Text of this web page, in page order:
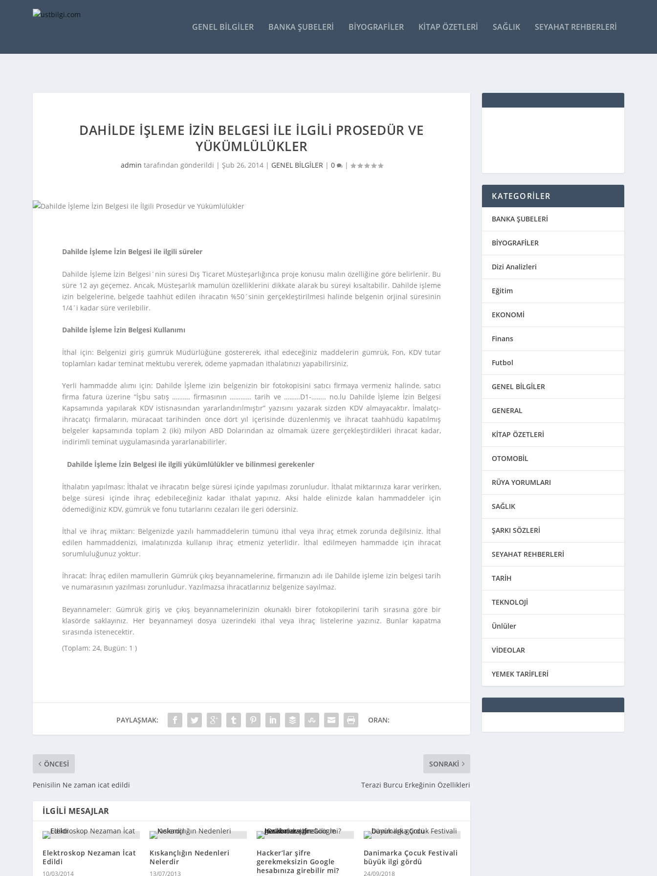
GENEL BILGILER BANKA ŞUBELERI BIYOGRAFILER KITAP ÖZETLERI SAĞLIK SEYAHAT REHBERLERI
DAHILDE İŞLEME İZIN BELGESI ILE İLGILI PROSEDÜR VE
YÜKÜMLÜLÜKLER
admin tarafından gönderildi | Şub 26, 2014| GENEL BİLGİLER| 0 |
Dahilde İşleme İzin Belgesi ile ilgili süreler
Dahilde İşleme İzin Belgesi´nin süresi Dış Ticaret Müsteşarlığınca proje konusu malın özelliğine göre belirlenir. Bu
süre 12 ayı geçemez. Ancak, Müsteşarlık mamulün özelliklerini dikkate alarak bu süreyi kısaltabilir. Dahilde işleme
izin belgelerine, belgede taahhüt edilen ihracatın %50´sinin gerçekleştirilmesi halinde belgenin orjinal süresinin
1/4´i kadar süre verilebilir.
Dahilde İşleme İzin Belgesi Kullanımı
İthal için: Belgenizi giriş gümrük Müdürlüğüne göstererek, ithal edeceğiniz maddelerin gümrük, Fon, KDV tutar
toplamları kadar teminat mektubu vererek, ödeme yapmadan ithalatınızı yapabilirsiniz.
Yerli hammadde alımı için: Dahilde İşleme izin belgenizin bir fotokopisini satıcı firmaya vermeniz halinde, satıcı
firma fatura üzerine “İşbu satış ………. firmasının ………… tarih ve ………D1-…….. no.lu Dahilde İşleme İzin Belgesi
Kapsamında yapılarak KDV istisnasından yararlandırılmıştır” yazısını yazarak sizden KDV almayacaktır. İmalatçı-
ihracatçı firmaların, müracaat tarihinden önce dört yıl içerisinde düzenlenmiş ve ihracat taahhüdü kapatılmış
belgeler kapsamında toplam 2 (iki) milyon ABD Dolarından az olmamak üzere gerçekleştirdikleri ihracat kadar,
indirimli teminat uygulamasında yararlanabilirler.
Dahilde İşleme İzin Belgesi ile ilgili yükümlülükler ve bilinmesi gerekenler
İthalatın yapılması: İthalat ve ihracatın belge süresi içinde yapılması zorunludur. İthalat miktarınıza karar verirken,
belge süresi içinde ihraç edebileceğiniz kadar ithalat yapınız. Aksi halde elinizde kalan hammaddeler için
ödemediğiniz KDV, gümrük ve fonu tutarlarını cezaları ile geri ödersiniz.
İthal ve ihraç miktarı: Belgenizde yazılı hammaddelerin tümünü ithal veya ihraç etmek zorunda değilsiniz. İthal
edilen hammaddenizi, imalatınızda kullanıp ihraç etmeniz yeterlidir. İthal edilmeyen hammadde için ihracat
sorumluluğunuz yoktur.
İhracat: İhraç edilen mamullerin Gümrük çıkış beyannamelerine, firmanızın adı ile Dahilde işleme izin belgesi tarih
ve numarasının yazılması zorunludur. Yazılmazsa ihracatlarınız belgenize sayılmaz.
Beyannameler: Gümrük giriş ve çıkış beyannamelerinizin okunaklı birer fotokopilerini tarih sırasına göre bir
klasörde saklayınız. Her beyannameyi dosya üzerindeki ithal veya ihraç listelerine yazınız. Bunlar kapatma
sırasında istenecektir.
(Toplam: 24, Bugün: 1 )
PAYLAŞMAK: ORAN:
ÖNCESI
Penisilin Ne zaman icat edildi
SONRAKI
Terazi Burcu Erkeğinin Özellikleri
İLGILI MESAJLAR
Elektroskop Nezaman İcat
Edildi
10/03/2014
Kıskançlığın Nedenleri
Nelerdir
13/07/2013
Hacker’lar şifre
gerekmeksizin Google
hesabınıza girebilir mi?
Danimarka Çocuk Festivali
büyük ilgi gördü
24/09/2018
KATEGORİLER
BANKA ŞUBELERİ
BİYOGRAFİLER
Dizi Analizleri
Eğitim
EKONOMİ
Finans
Futbol
GENEL BİLGİLER
GENERAL
KİTAP ÖZETLERİ
OTOMOBİL
RÜYA YORUMLARI
SAĞLIK
ŞARKI SÖZLERİ
SEYAHAT REHBERLERİ
TARİH
TEKNOLOJİ
Ünlüler
VİDEOLAR
YEMEK TARİFLERİ